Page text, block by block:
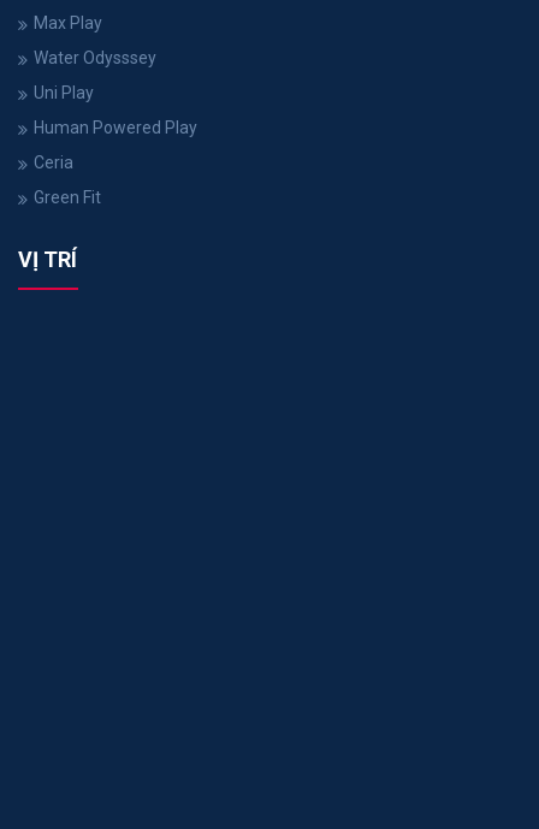
Max Play
Water Odysssey
Uni Play
Human Powered Play
Ceria
Green Fit
VỊ TRÍ